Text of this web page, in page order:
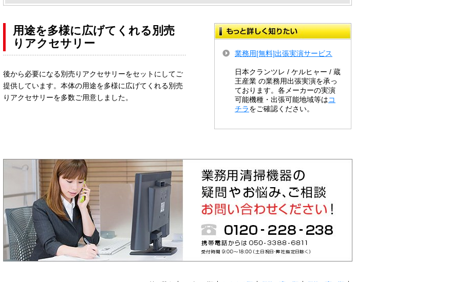
用途を多様に広げてくれる別売
りアクセサリー
後から必要になる別売りアクセサリーをセットにしてご
提供しています。本体の用途を多様に広げてくれる別売
りアクセサリーを多数ご用意しました。
業務用[無料]出張実演サービス
日本クランツレ / ケルヒャー / 蔵
王産業 の業務用出張実演を承っ
ております。各メーカーの実演
可能機種・出張可能地域等はコ
チラをご確認ください。